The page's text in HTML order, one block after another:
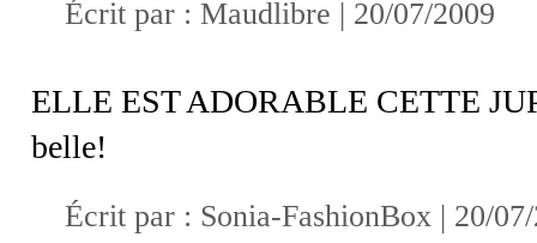
Écrit par : Maudlibre | 20/07/2009
ELLE EST ADORABLE CETTE
belle!
Écrit par : Sonia-FashionBox | 20/